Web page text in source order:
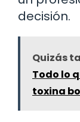
decisión.
Quizás
Todo lo
toxina